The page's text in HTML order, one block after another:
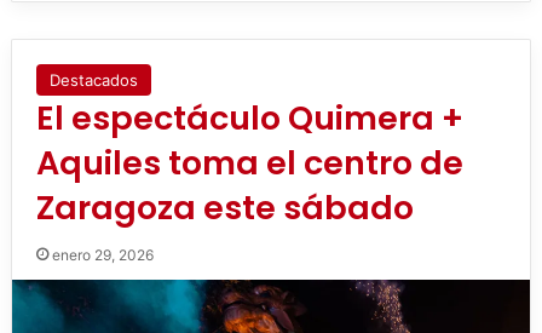
Destacados
El espectáculo Quimera +
Aquiles toma el centro de
Zaragoza este sábado
enero 29, 2026